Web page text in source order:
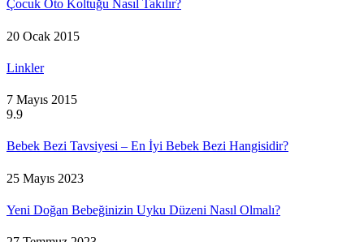
Çocuk Oto Koltuğu Nasıl Takılır?
20 Ocak 2015
Linkler
7 Mayıs 2015
9.9
Bebek Bezi Tavsiyesi – En İyi Bebek Bezi Hangisidir?
25 Mayıs 2023
Yeni Doğan Bebeğinizin Uyku Düzeni Nasıl Olmalı?